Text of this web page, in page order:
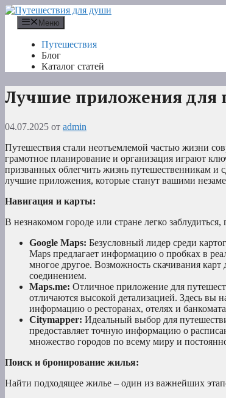
Перейти
содержимому
Меню
Путешествия
Блог
Каталог статей
Лучшие приложения для
04.07.2025 от admin
Путешествия стали неотъемлемой частью жизни
грамотное планирование и организация играют
призванных облегчить жизнь путешественникам и
лучшие приложения, которые станут вашими
Навигация и карты:
В незнакомом городе или стране легко
Google Maps: Безусловный лидер среди
Maps предлагает информацию о пробках в
многое другое. Возможность скачивания
соединением.
Maps.me: Отличное приложение для
отличаются высокой детализацией. Здесь вы
информацию о ресторанах, отелях и
Citymapper: Идеальный выбор для
предоставляет точную информацию о
множество городов по всему миру и
Поиск и бронирование жилья:
Найти подходящее жилье – один из важнейших